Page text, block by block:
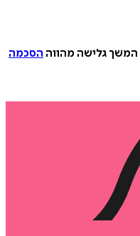
המשך גלישה מהווה הסכמה